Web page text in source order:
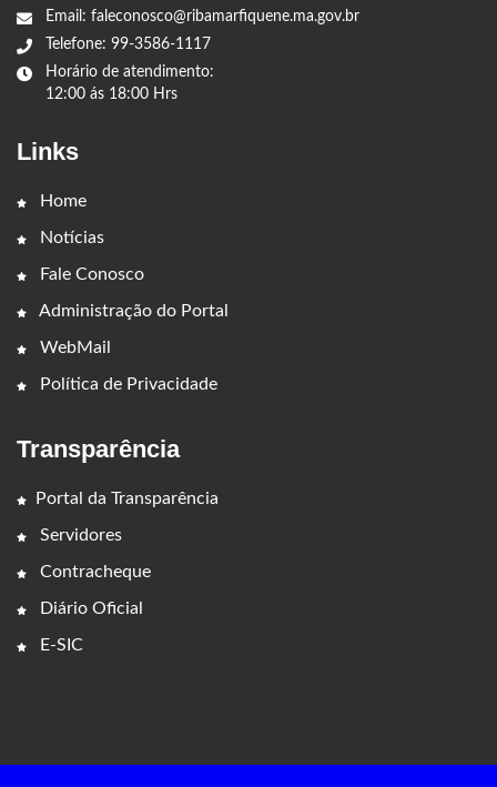
Email: faleconosco@ribamarfiquene.ma.gov.br
Telefone: 99-3586-1117
Horário de atendimento:
12:00 ás 18:00 Hrs
Links
Home
Notícias
Fale Conosco
Administração do Portal
WebMail
Política de Privacidade
Transparência
Portal da Transparência
Servidores
Contracheque
Diário Oficial
E-SIC